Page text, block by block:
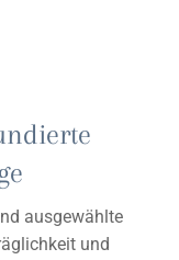
ausgewählte
und